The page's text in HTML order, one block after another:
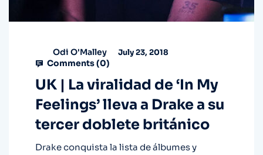
Odi O'Malley July 23, 2018
Comments (0)
UK | La viralidad de ‘In My
Feelings’ lleva a Drake a su
tercer doblete británico
Drake conquista la lista de álbumes y